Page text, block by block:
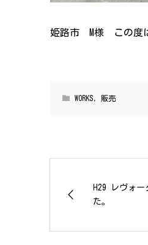
姫路市 M様 この度は
WORKS 販売
H29 レヴォ
た。